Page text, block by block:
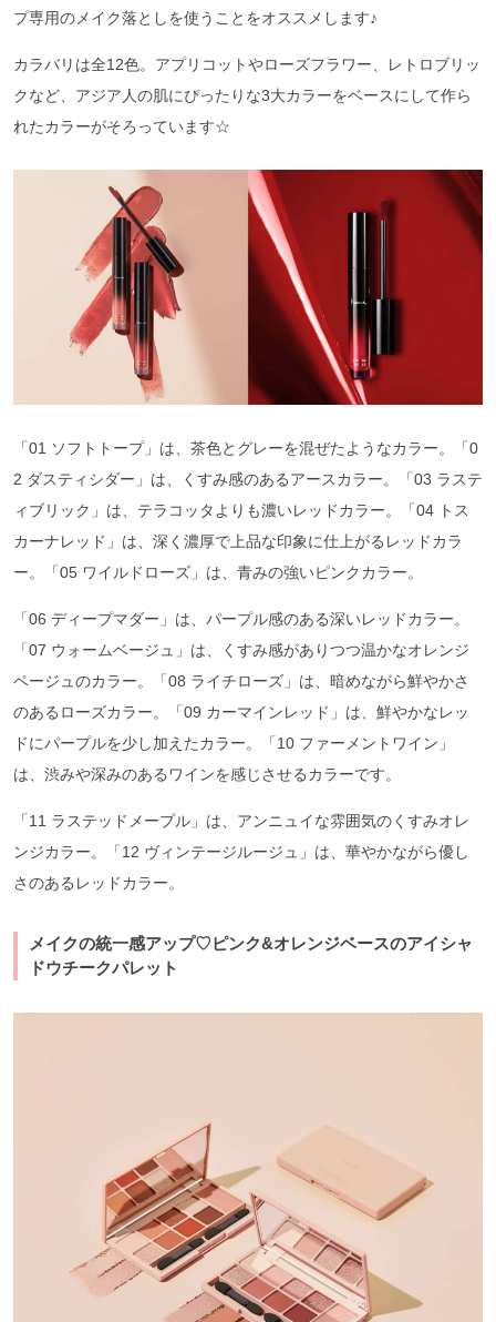
プ専用のメイク落としを使うことをオススメします♪
カラバリは全12色。アプリコットやローズフラワー、レトロブリッ
クなど、アジア人の肌にぴったりな3大カラーをベースにして作ら
れたカラーがそろっています☆
「01 ソフトトープ」は、茶色とグレーを混ぜたようなカラー。「0
2 ダスティシダー」は、くすみ感のあるアースカラー。「03 ラステ
ィブリック」は、テラコッタよりも濃いレッドカラー。「04 トス
カーナレッド」は、深く濃厚で上品な印象に仕上がるレッドカラ
ー。「05 ワイルドローズ」は、青みの強いピンクカラー。
「06 ディープマダー」は、パープル感のある深いレッドカラー。
「07 ウォームベージュ」は、くすみ感がありつつ温かなオレンジ
ベージュのカラー。「08 ライチローズ」は、暗めながら鮮やかさ
のあるローズカラー。「09 カーマインレッド」は、鮮やかなレッ
ドにパープルを少し加えたカラー。「10 ファーメントワイン」
は、渋みや深みのあるワインを感じさせるカラーです。
「11 ラステッドメープル」は、アンニュイな雰囲気のくすみオレ
ンジカラー。「12 ヴィンテージルージュ」は、華やかながら優し
さのあるレッドカラー。
メイクの統一感アップ♡ピンク&オレンジベースのアイシャ
ドウチークパレット